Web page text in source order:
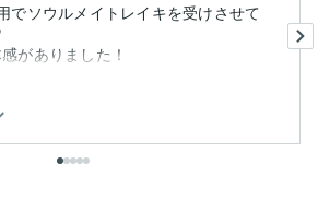
でソウルメイトレイキを受けさせて
がありました！
...